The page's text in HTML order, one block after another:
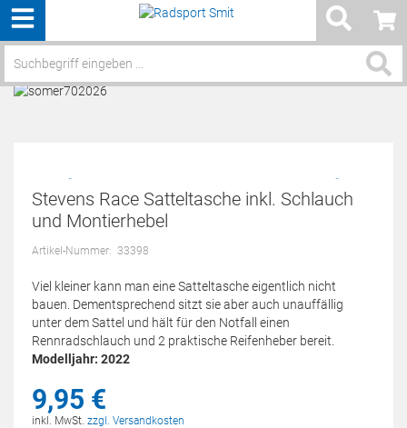
Menü
Service / Hilfe
Stevens Race Satteltasche inkl. Schlauch
und Montierhebel
Artikel-Nummer: 33398
Viel kleiner kann man eine Satteltasche eigentlich nicht
bauen. Dementsprechend sitzt sie aber auch unauffällig
unter dem Sattel und hält für den Notfall einen
Rennradschlauch und 2 praktische Reifenheber bereit.
Modelljahr: 2022
9,95 €
inkl. MwSt. zzgl. Versandkosten